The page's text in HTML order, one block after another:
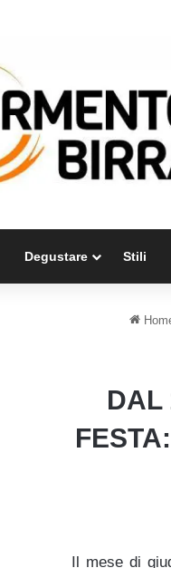
Degustare Stili
DAL
Il mese di